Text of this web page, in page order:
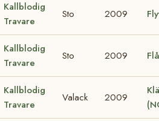
Kallblodig
Travare
Sto 2009
Kallblodig
Travare
Sto 2009
Kallblodig
Travare
Valack 2009